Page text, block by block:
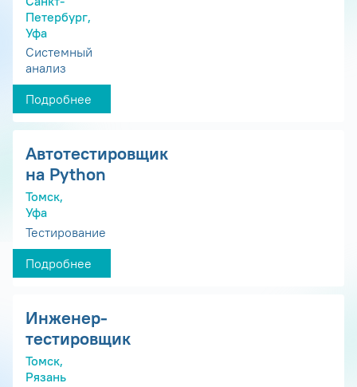
Петербург,
Уфа
Системный
анализ
Подробнее
Автотестировщик
на Python
Томск,
Уфа
Тестирование
Подробнее
Инженер-
тестировщик
Томск,
Рязань